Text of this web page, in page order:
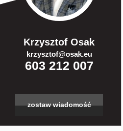
Krzysztof Osak
krzysztof@osak.eu
603 212 007
zostaw wiadomość